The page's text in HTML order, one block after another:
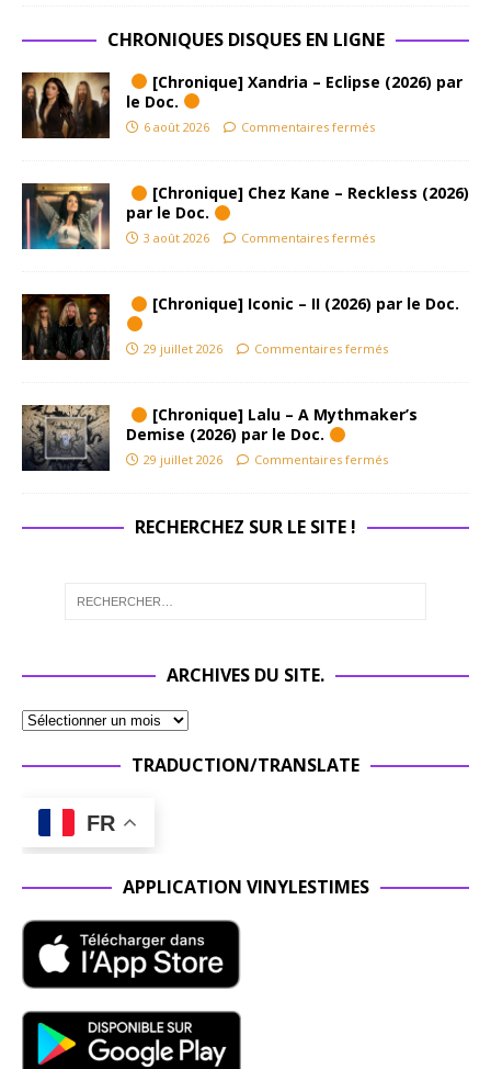
CHRONIQUES DISQUES EN LIGNE
[Chronique] Xandria – Eclipse (2026) par
le Doc.
6 août 2026 Commentaires fermés
[Chronique] Chez Kane – Reckless (2026)
par le Doc.
3 août 2026 Commentaires fermés
[Chronique] Iconic – II (2026) par le Doc.
29 juillet 2026 Commentaires fermés
[Chronique] Lalu – A Mythmaker’s
Demise (2026) par le Doc.
29 juillet 2026 Commentaires fermés
RECHERCHEZ SUR LE SITE !
ARCHIVES DU SITE.
TRADUCTION/TRANSLATE
FR
APPLICATION VINYLESTIMES